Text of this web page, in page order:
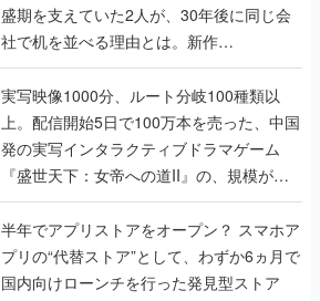
盛期を支えていた2人が、30年後に同じ会
社で机を並べる理由とは。新作
『TATSUJIN EXTREME』で初タッグを組
んだレジェンド2人に訊く開発秘話
実写映像1000分、ルート分岐100種類以
上。配信開始5日で100万本を売った、中国
発の実写インタラクティブドラマゲーム
『盛世天下：女帝への道II』の、規模が違
うこだわりをプロデューサーに聞いた
半年でアプリストアをオープン？ スマホア
プリの“代替ストア”として、わずか6ヵ月で
国内向けローンチを行った発見型ストア